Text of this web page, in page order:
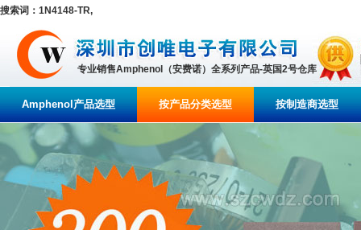
搜索词：1N4148-TR,
专业销售Amphenol（安费诺）全系列产品-英国2号仓库
Amphenol产品选型 按产品分类选型 按制造商选型